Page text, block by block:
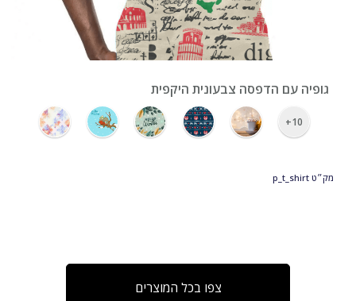
גופיה עם הדפסה צבעונית היקפית
10+
מק״טp_t_shirt
צפו בכל המוצרים